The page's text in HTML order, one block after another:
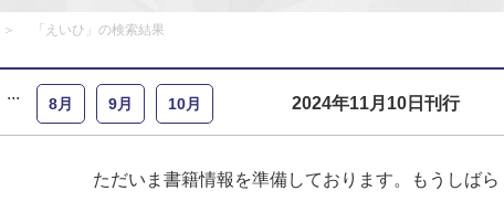
「えいひ」の検索結果
2024年11月10日刊行
8月 9月 10月
ただいま書籍情報を準備しております。もうしばら